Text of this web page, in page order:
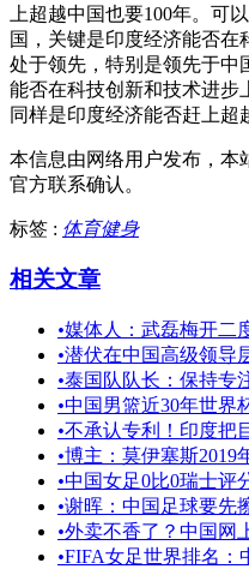
上超越中国也要100年。可
国，关键是印度经济能否在
处于领先，特别是领先于中
能否在科技创新和技术进步
同样是印度经济能否赶上超
本信息由网络用户发布， 本
官方联系确认。
标签 : 体育健身
相关文章
•媒体人：武磊梅开二
•潜伏在中国高级领导
•泰国队队长：保持专
•中国男篮近30年世界
•不承认专利！印度把
•博主：莫伊塞斯2019
•中国女足0比0瑞士评
•谢晖：中国足球要先
•外卖不香了？中国网
•FIFA女足世界排名：